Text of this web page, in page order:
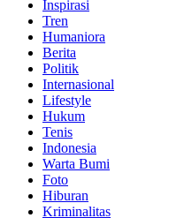
Inspirasi
Tren
Humaniora
Berita
Politik
Internasional
Lifestyle
Hukum
Tenis
Indonesia
Warta Bumi
Foto
Hiburan
Kriminalitas